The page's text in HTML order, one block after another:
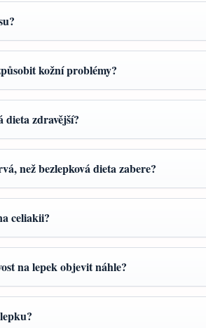
kožní problémy?
dieta zdravější?
než bezlepková dieta zabere?
celiakii?
na lepek objevit náhle?